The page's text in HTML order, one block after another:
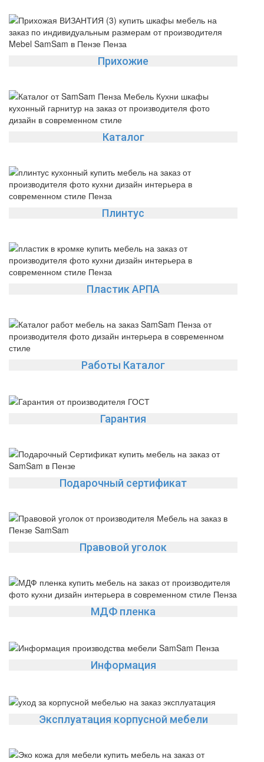
Прихожие
Каталог
Плинтус
Пластик АРПА
Работы Каталог
Гарантия
Подарочный сертификат
Правовой уголок
МДФ пленка
Информация
Эксплуатация корпусной мебели